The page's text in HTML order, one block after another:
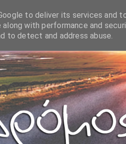
to deliver its services and
along with performance and
to detect and address abuse.